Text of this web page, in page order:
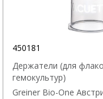
450181
Держатели (для
гемокультур)
Greiner Bio-One